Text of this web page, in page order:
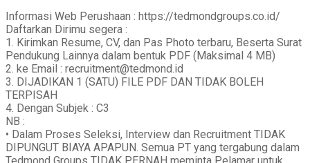
Informasi Web Perushaan : https://tedmondgroups.co.id/
Daftarkan Dirimu segera :
1. Kirimkan Resume, CV, dan Pas Photo terbaru, Beserta Surat
Pendukung Lainnya dalam bentuk PDF (Maksimal 4 MB)
2. ke Email : recruitment@tedmond.id
3. DIJADIKAN 1 (SATU) FILE PDF DAN TIDAK BOLEH
TERPISAH
4. Dengan Subjek : C3
NB :
• Dalam Proses Seleksi, Interview dan Recruitment TIDAK
DIPUNGUT BIAYA APAPUN. Semua PT yang tergabung dalam